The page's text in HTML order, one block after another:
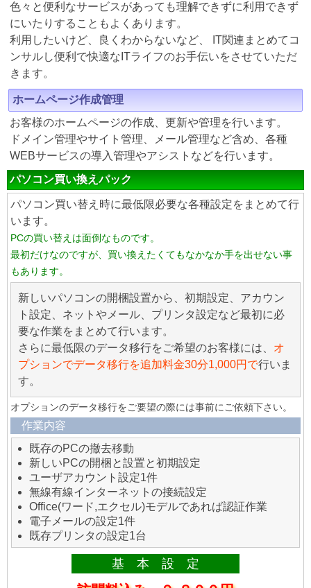
色々と便利なサービスがあっても理解できずに利用できず
にいたりすることもよくあります。
利用したいけど、良くわからないなど、 IT関連まとめてコ
ンサルし便利で快適なITライフのお手伝いをさせていただ
きます。
ホームページ作成管理
お客様のホームページの作成、更新や管理を行います。
ドメイン管理やサイト管理、メール管理など含め、各種
WEBサービスの導入管理やアシストなどを行います。
パソコン買い換えパック
パソコン買い替え時に最低限必要な各種設定をまとめて行
います。
PCの買い替えは面倒なものです。
最初だけなのですが、買い換えたくてもなかなか手を出せない事
もあります。
新しいパソコンの開梱設置から、初期設定、アカウン
ト設定、ネットやメール、プリンタ設定など最初に必
要な作業をまとめて行います。
さらに最低限のデータ移行をご希望のお客様には、 オ
プションでデータ移行を追加料金30分1,000円で行いま
す。
オプションのデータ移行をご要望の際には事前にご依頼下さい。
作業内容
既存のPCの撤去移動
新しいPCの開梱と設置と初期設定
ユーザアカウント設定1件
無線有線インターネットの接続設定
Office(ワード,エクセル)モデルであれば認証作業
電子メールの設定1件
既存プリンタの設定1台
基 本 設 定